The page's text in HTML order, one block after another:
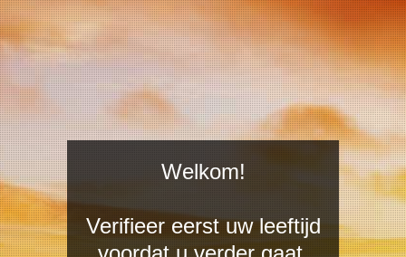
Ralf Köth -
Cocos
Welkom!
Verifieer eerst uw leeftijd